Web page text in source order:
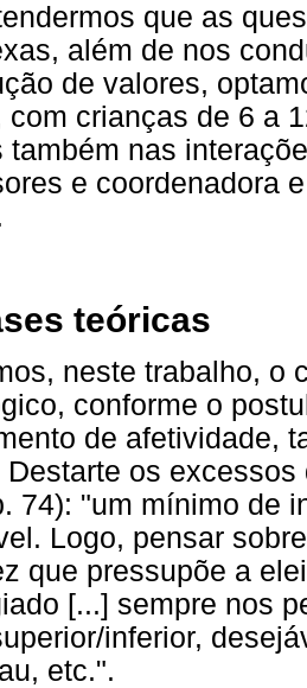
que as
além de nos
de valores,
com crianças de 6 a
também nas
e coordenadora
teóricas
neste trabalho, o
conforme o
de afetividade,
Destarte os
74): "um mínimo de
Logo, pensar
que pressupõe a
[...] sempre nos
inferior,
etc.".